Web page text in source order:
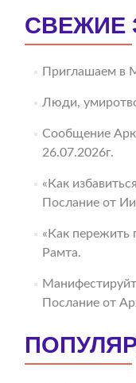
СВЕЖИЕ
Приглашаем в
Люди,
Сообщение
26.07.2026г.
«Как
Послание от
«Как пережить
Рамта.
Послание от